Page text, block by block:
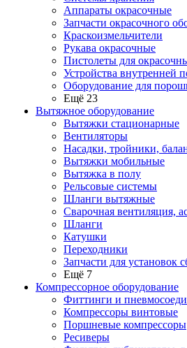
Аппараты окрасочные
Запчасти окрасочного
Краскоизмельчители
Рукава окрасочные
Пистолеты для
Устройства внутренней
Оборудование для
Ещё 23
Вытяжное оборудование
Вытяжки стационарные
Вентиляторы
Насадки, тройники,
Вытяжки мобильные
Вытяжка в полу
Рельсовые системы
Шланги вытяжные
Сварочная вентиляция,
Шланги
Катушки
Переходники
Запчасти для установок
Ещё 7
Компрессорное оборудование
Фиттинги и
Компрессоры винтовые
Поршневые компрессоры
Ресиверы